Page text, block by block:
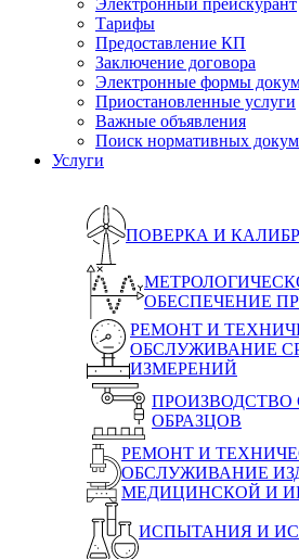
Электронный прейскурант
Тарифы
Предоставление КП
Заключение договора
Электронные формы
Приостановленные услуги
Важные объявления
Поиск нормативных
Услуги
ПОВЕРКА И
ОБЕСПЕЧЕНИЕ
РЕМОНТ И
ОБСЛУЖИВАНИЕ
ИЗМЕРЕНИЙ
ОБРАЗЦОВ
РЕМОНТ И
ОБСЛУЖИВАНИЕ
МЕДИЦИНСКОЙ И
ИСПЫТАНИЯ И